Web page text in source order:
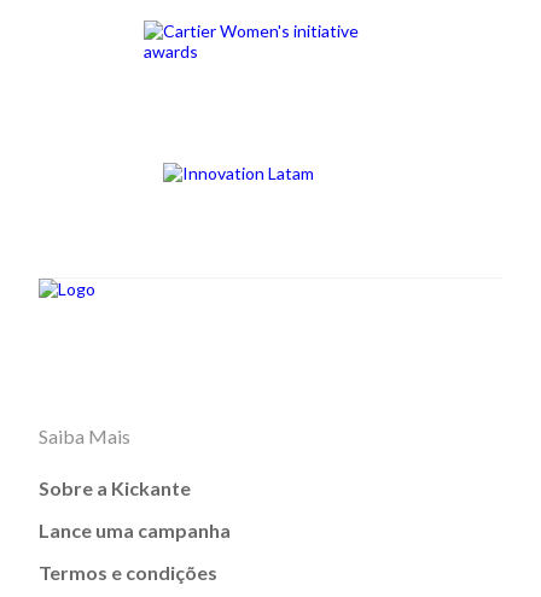
Saiba Mais
Sobre a Kickante
Lance uma campanha
Termos e condições